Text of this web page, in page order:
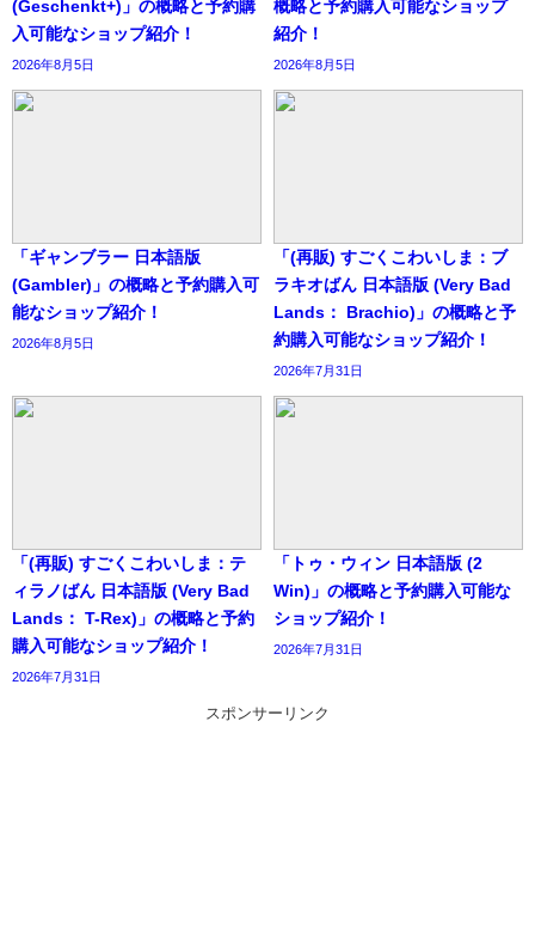
(Geschenkt+)」の概略と予約購
入可能なショップ紹介！
2026年8月5日
概略と予約購入可能なショップ
紹介！
2026年8月5日
「ギャンブラー 日本語版
(Gambler)」の概略と予約購入可
能なショップ紹介！
2026年8月5日
「(再販) すごくこわいしま：ブ
ラキオばん 日本語版 (Very Bad
Lands： Brachio)」の概略と予
約購入可能なショップ紹介！
2026年7月31日
「(再販) すごくこわいしま：テ
ィラノばん 日本語版 (Very Bad
Lands： T-Rex)」の概略と予約
購入可能なショップ紹介！
2026年7月31日
「トゥ・ウィン 日本語版 (2
Win)」の概略と予約購入可能な
ショップ紹介！
2026年7月31日
スポンサーリンク